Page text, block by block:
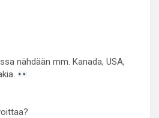
nähdään mm. Kanada, USA,